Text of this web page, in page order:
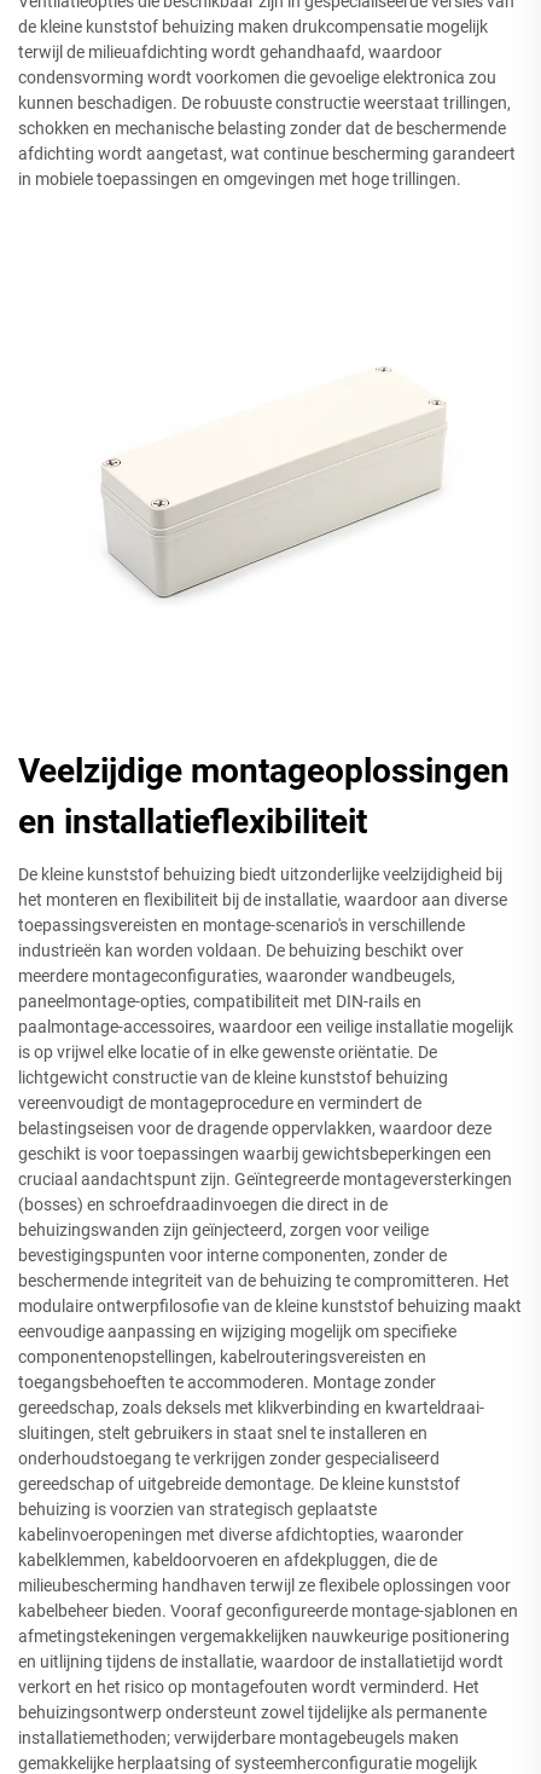
de kleine kunststof behuizing maken drukcompensatie mogelijk
terwijl de milieuafdichting wordt gehandhaafd, waardoor
condensvorming wordt voorkomen die gevoelige elektronica zou
kunnen beschadigen. De robuuste constructie weerstaat trillingen,
schokken en mechanische belasting zonder dat de beschermende
afdichting wordt aangetast, wat continue bescherming garandeert
in mobiele toepassingen en omgevingen met hoge trillingen.
Veelzijdige montageoplossingen
en installatieflexibiliteit
De kleine kunststof behuizing biedt uitzonderlijke veelzijdigheid bij
het monteren en flexibiliteit bij de installatie, waardoor aan diverse
toepassingsvereisten en montage-scenario's in verschillende
industrieën kan worden voldaan. De behuizing beschikt over
meerdere montageconfiguraties, waaronder wandbeugels,
paneelmontage-opties, compatibiliteit met DIN-rails en
paalmontage-accessoires, waardoor een veilige installatie mogelijk
is op vrijwel elke locatie of in elke gewenste oriëntatie. De
lichtgewicht constructie van de kleine kunststof behuizing
vereenvoudigt de montageprocedure en vermindert de
belastingseisen voor de dragende oppervlakken, waardoor deze
geschikt is voor toepassingen waarbij gewichtsbeperkingen een
cruciaal aandachtspunt zijn. Geïntegreerde montageversterkingen
(bosses) en schroefdraadinvoegen die direct in de
behuizingswanden zijn geïnjecteerd, zorgen voor veilige
bevestigingspunten voor interne componenten, zonder de
beschermende integriteit van de behuizing te compromitteren. Het
modulaire ontwerpfilosofie van de kleine kunststof behuizing maakt
eenvoudige aanpassing en wijziging mogelijk om specifieke
componentenopstellingen, kabelrouteringsvereisten en
toegangsbehoeften te accommoderen. Montage zonder
gereedschap, zoals deksels met klikverbinding en kwarteldraai-
sluitingen, stelt gebruikers in staat snel te installeren en
onderhoudstoegang te verkrijgen zonder gespecialiseerd
gereedschap of uitgebreide demontage. De kleine kunststof
behuizing is voorzien van strategisch geplaatste
kabelinvoeropeningen met diverse afdichtopties, waaronder
kabelklemmen, kabeldoorvoeren en afdekpluggen, die de
milieubescherming handhaven terwijl ze flexibele oplossingen voor
kabelbeheer bieden. Vooraf geconfigureerde montage-sjablonen en
afmetingstekeningen vergemakkelijken nauwkeurige positionering
en uitlijning tijdens de installatie, waardoor de installatietijd wordt
verkort en het risico op montagefouten wordt verminderd. Het
behuizingsontwerp ondersteunt zowel tijdelijke als permanente
installatiemethoden; verwijderbare montagebeugels maken
gemakkelijke herplaatsing of systeemherconfiguratie mogelijk